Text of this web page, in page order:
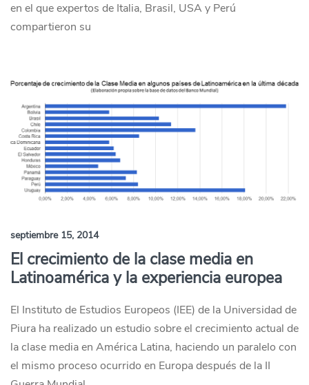
en el que expertos de Italia, Brasil, USA y Perú
compartieron su
septiembre 15, 2014
El crecimiento de la clase media en
Latinoamérica y la experiencia europea
El Instituto de Estudios Europeos (IEE) de la Universidad de
Piura ha realizado un estudio sobre el crecimiento actual de
la clase media en América Latina, haciendo un paralelo con
el mismo proceso ocurrido en Europa después de la II